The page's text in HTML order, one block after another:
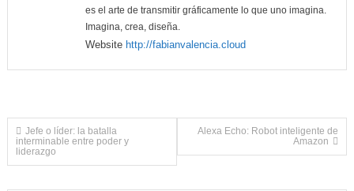
es el arte de transmitir gráficamente lo que uno imagina.
Imagina, crea, diseña.
Website http://fabianvalencia.cloud
Navegación
de
Jefe o líder: la batalla
interminable entre poder y
liderazgo
Alexa Echo: Robot inteligente de
Amazon